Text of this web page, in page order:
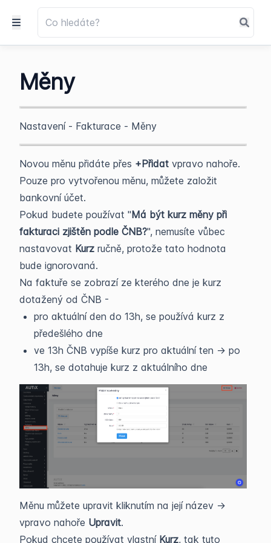
Měny
Nastavení - Fakturace - Měny
Novou měnu přidáte přes +Přidat vpravo nahoře.
Pouze pro vytvořenou měnu, můžete založit
bankovní účet.
Pokud budete používat "Má být kurz měny při
fakturaci zjištěn podle ČNB?", nemusíte vůbec
nastavovat Kurz ručně, protože tato hodnota
bude ignorovaná.
Na faktuře se zobrazí ze kterého dne je kurz
dotažený od ČNB -
pro aktuální den do 13h, se používá kurz z
předešlého dne
ve 13h ČNB vypíše kurz pro aktuální ten -> po
13h, se dotahuje kurz z aktuálního dne
Měnu můžete upravit kliknutím na její název ->
vpravo nahoře Upravit.
Pokud chcete používat vlastní Kurz, tak tuto